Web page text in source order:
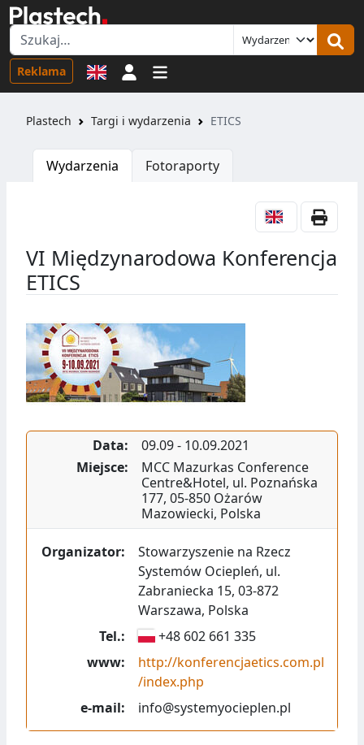
Reklama Logowanie
Plastech Targi i wydarzenia ETICS
Wydarzenia Fotoraporty
VI Międzynarodowa Konferencja
ETICS
Data: 09.09- 10.09.2021
Miejsce:
MCC Mazurkas Conference
Centre&Hotel, ul. Poznańska
177, 05-850 Ożarów
Mazowiecki, Polska
Organizator:
Stowarzyszenie na Rzecz
Systemów Ociepleń, ul.
Zabraniecka 15, 03-872
Warszawa, Polska
Tel.:
+48 602 661 335
www:
http://konferencjaetics.com.pl
/index.php
e-mail:
info@systemyocieplen.pl